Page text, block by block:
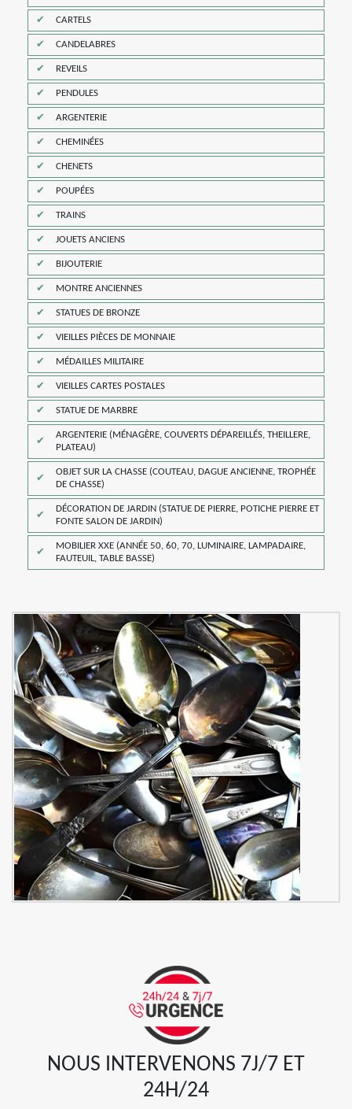
CARTELS
CANDELABRES
REVEILS
PENDULES
ARGENTERIE
CHEMINÉES
CHENETS
POUPÉES
TRAINS
JOUETS ANCIENS
BIJOUTERIE
MONTRE ANCIENNES
STATUES DE BRONZE
VIEILLES PIÈCES DE MONNAIE
MÉDAILLES MILITAIRE
VIEILLES CARTES POSTALES
STATUE DE MARBRE
ARGENTERIE (MÉNAGÈRE, COUVERTS DÉPAREILLÉS, THEILLERE,
PLATEAU)
OBJET SUR LA CHASSE (COUTEAU, DAGUE ANCIENNE, TROPHÉE
DE CHASSE)
DÉCORATION DE JARDIN (STATUE DE PIERRE, POTICHE PIERRE ET
FONTE SALON DE JARDIN)
MOBILIER XXE (ANNÉE 50, 60, 70, LUMINAIRE, LAMPADAIRE,
FAUTEUIL, TABLE BASSE)
NOUS INTERVENONS 7J/7 ET
24H/24